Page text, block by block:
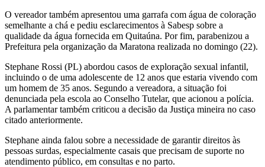
O vereador também apresentou uma garrafa com água de coloração
semelhante a chá e pediu esclarecimentos à Sabesp sobre a
qualidade da água fornecida em Quitaúna. Por fim, parabenizou a
Prefeitura pela organização da Maratona realizada no domingo (22).
Stephane Rossi (PL) abordou casos de exploração sexual infantil,
incluindo o de uma adolescente de 12 anos que estaria vivendo com
um homem de 35 anos. Segundo a vereadora, a situação foi
denunciada pela escola ao Conselho Tutelar, que acionou a polícia.
A parlamentar também criticou a decisão da Justiça mineira no caso
citado anteriormente.
Stephane ainda falou sobre a necessidade de garantir direitos às
pessoas surdas, especialmente casais que precisam de suporte no
atendimento público, em consultas e no parto.